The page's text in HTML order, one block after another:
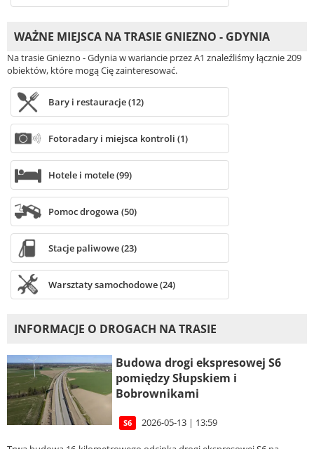
WAŻNE MIEJSCA NA TRASIE GNIEZNO - GDYNIA
Na trasie Gniezno - Gdynia w wariancie przez A1 znaleźliśmy łącznie 209
obiektów, które mogą Cię zainteresować.
Bary i restauracje (12)
Fotoradary i miejsca kontroli (1)
Hotele i motele (99)
Pomoc drogowa (50)
Stacje paliwowe (23)
Warsztaty samochodowe (24)
INFORMACJE O DROGACH NA TRASIE
Budowa drogi ekspresowej S6
pomiędzy Słupskiem i
Bobrownikami
S6 2026-05-13 | 13:59